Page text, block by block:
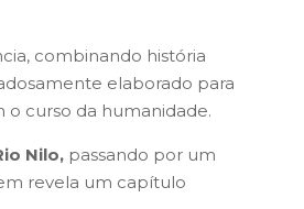
combinando história
elaborado para
o curso da humanidade.
Nilo,passando por um
revela um capítulo